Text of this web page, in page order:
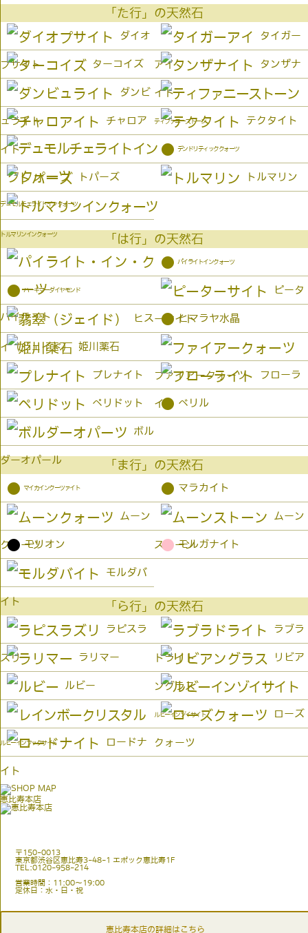
「た行」の天然石
ダイオ
プサイト
タイガー
アイ
ターコイズ タンザナ
イト
ダンビ
ュライト ティファニーストーン
チャロア
イト
テクタイト
デュモルチェライトインクォーツ
● デンドリティッククォーツ
トパーズ トルマリン
トルマリンインクォーツ 「は行」の天然石
パイライト
● パイライトインクォーツ
● ハーキマーダイヤモンド ピータ
ーサイト
ヒス
イ（ジェイド）
● ヒマラヤ水晶
姫川薬石
ファイアークォーツ
プレナイト フローラ
イト
ペリドット ● ベリル
ボル
ダーオパール 「ま行」の天然石
● マイカインクーツァイト ● マラカイト
ムーン
クォーツ
ムーン
ストーン
● モリオン ● モルガナイト
モルダバ
イト 「ら行」の天然石
ラピスラ
ズリ
ラブラ
ドライト
ラリマー リビア
ングラス
ルビー
ルビーインゾイサイト
ルビーインフックサイト
ローズ
クォーツ
ロードナ
イト
恵比寿本店
〒150-0013
東京都渋谷区恵比寿3-48-1 エポック恵比寿1F
TEL:0120-958-214
営業時間：11:00〜19:00
定休日：水・日・祝
恵比寿本店の詳細はこちら